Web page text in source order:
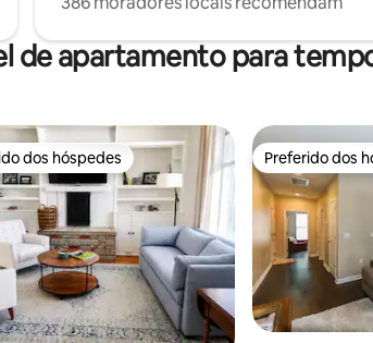
de apartamento para
preferidos dos hóspedes
dos hóspedes Preferido dos
Preferido dos